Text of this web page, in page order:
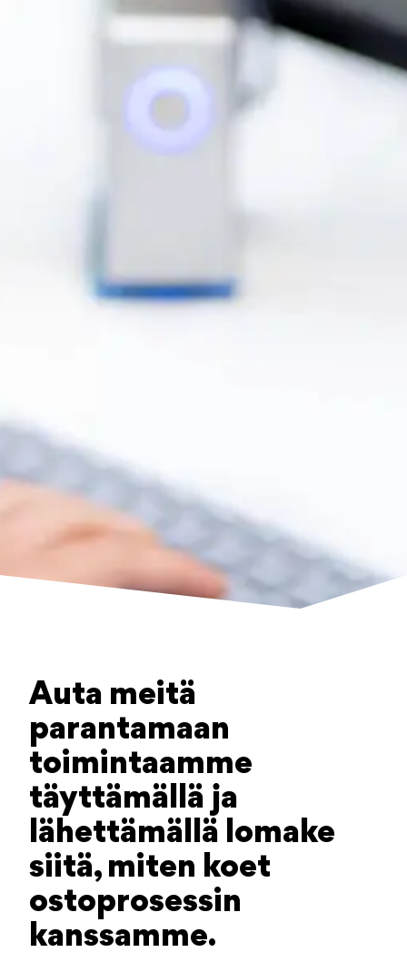
Auta meitä
parantamaan
toimintaamme
täyttämällä ja
lähettämällä lomake
siitä, miten koet
ostoprosessin
kanssamme.